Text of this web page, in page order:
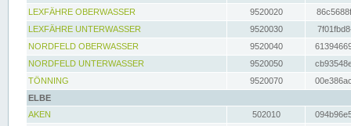
LEXFÄHRE OBERWASSER
9520020
LEXFÄHRE UNTERWASSER
9520030
NORDFELD OBERWASSER
9520040
NORDFELD UNTERWASSER
9520050
TÖNNING
9520070
ELBE
AKEN
502010